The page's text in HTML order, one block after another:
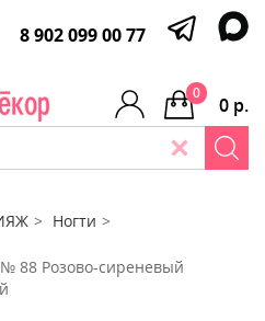
8 902 099 00 77
0 р.
0
Ногти
№ 88 Розово-сиреневый